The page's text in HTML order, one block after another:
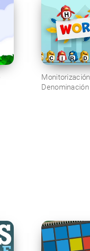
Monitorización
Denominación